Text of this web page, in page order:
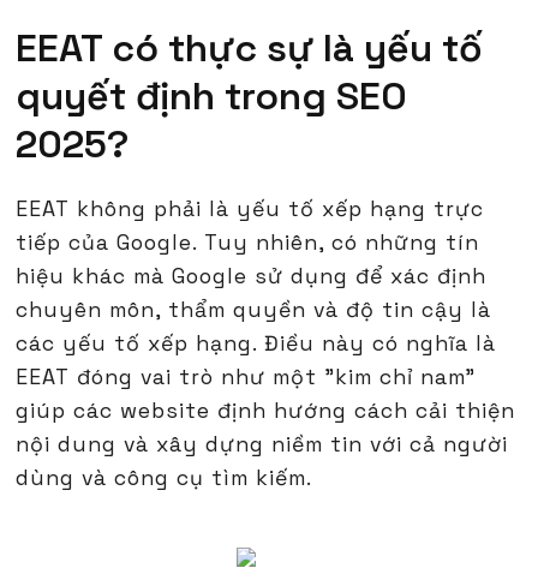
EEAT có thực sự là yếu tố
quyết định trong SEO
2025?
EEAT không phải là yếu tố xếp hạng trực
tiếp của Google. Tuy nhiên, có những tín
hiệu khác mà Google sử dụng để xác định
chuyên môn, thẩm quyền và độ tin cậy là
các yếu tố xếp hạng. Điều này có nghĩa là
EEAT đóng vai trò như một "kim chỉ nam"
giúp các website định hướng cách cải thiện
nội dung và xây dựng niềm tin với cả người
dùng và công cụ tìm kiếm.